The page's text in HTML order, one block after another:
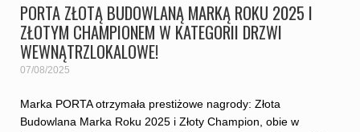
PORTA ZŁOTĄ BUDOWLANĄ MARKĄ ROKU 2025 I
ZŁOTYM CHAMPIONEM W KATEGORII DRZWI
WEWNĄTRZLOKALOWE!
07/08/2025
Marka PORTA otrzymała prestiżowe nagrody: Złota
Budowlana Marka Roku 2025 i Złoty Champion, obie w